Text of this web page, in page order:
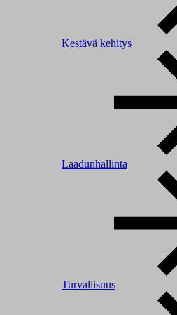
Kestävä kehitys
Laadunhallinta
Turvallisuus